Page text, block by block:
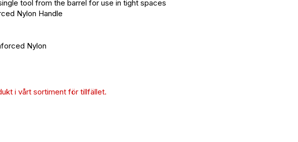
tool from the barrel for use in tight spaces
Nylon Handle
Nylon
i vårt sortiment för tillfället.